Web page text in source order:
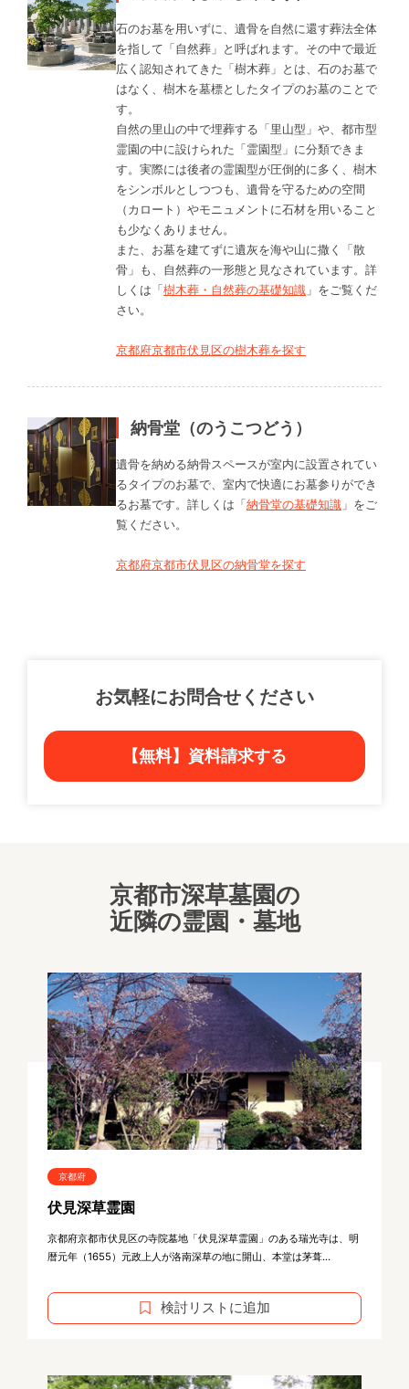
石のお墓を用いずに、遺骨を自然に還す葬法全体
を指して「自然葬」と呼ばれます。その中で最近
広く認知されてきた「樹木葬」とは、石のお墓で
はなく、樹木を墓標としたタイプのお墓のことで
す。
自然の里山の中で埋葬する「里山型」や、都市型
霊園の中に設けられた「霊園型」に分類できま
す。実際には後者の霊園型が圧倒的に多く、樹木
をシンボルとしつつも、遺骨を守るための空間
（カロート）やモニュメントに石材を用いること
も少なくありません。
また、お墓を建てずに遺灰を海や山に撒く「散
骨」も、自然葬の一形態と見なされています。詳
しくは「樹木葬・自然葬の基礎知識 」をご覧くだ
さい。
京都府京都市伏見区の樹木葬を探す
納骨堂（のうこつどう）
遺骨を納める納骨スペースが室内に設置されてい
るタイプのお墓で、室内で快適にお墓参りができ
るお墓です。詳しくは「納骨堂の基礎知識 」をご
覧ください。
京都府京都市伏見区の納骨堂を探す
お気軽にお問合せください
【無料】資料請求する
京都市深草墓園の
近隣の霊園・墓地
京都府
伏見深草霊園
京都府京都市伏見区の寺院墓地「伏見深草霊園」のある瑞光寺は、明
暦元年（1655）元政上人が洛南深草の地に開山、本堂は茅葺...
検討リストに追加